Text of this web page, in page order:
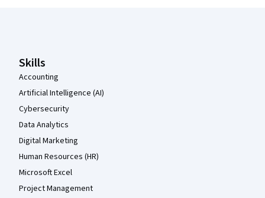
Skills
Accounting
Artificial Intelligence (AI)
Cybersecurity
Data Analytics
Digital Marketing
Human Resources (HR)
Microsoft Excel
Project Management